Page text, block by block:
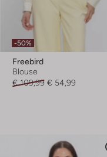
-50%
Freebird
Blouse
€ 109,99 € 54,99